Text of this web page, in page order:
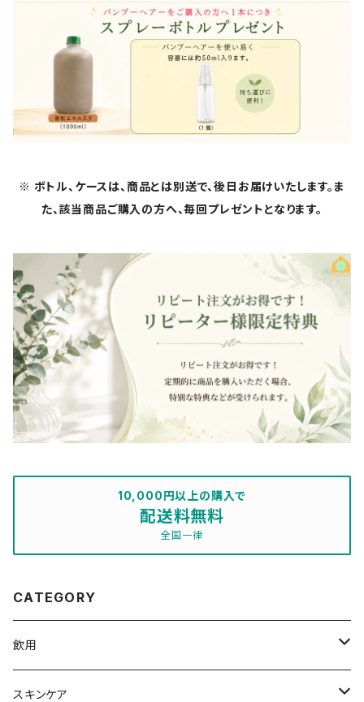
※ ボトル、ケースは、商品とは別送で、後日お届けいたします。ま
た、該当商品ご購入の方へ、毎回プレゼントとなります。
10,000円以上の購入で
配送料無料
全国一律
CATEGORY
飲用
バンブリアン
スキンケア